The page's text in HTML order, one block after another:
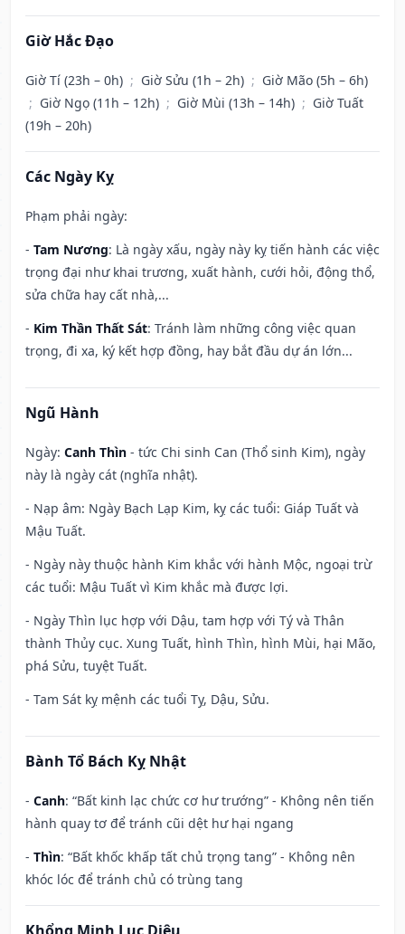
Giờ Hắc Đạo
Giờ Tí (23h – 0h) ; Giờ Sửu (1h – 2h) ; Giờ Mão (5h – 6h)
; Giờ Ngọ (11h – 12h) ; Giờ Mùi (13h – 14h) ; Giờ Tuất
(19h – 20h)
Các Ngày Kỵ
Phạm phải ngày:
- Tam Nương: Là ngày xấu, ngày này kỵ tiến hành các việc
trọng đại như khai trương, xuất hành, cưới hỏi, động thổ,
sửa chữa hay cất nhà,...
- Kim Thần Thất Sát: Tránh làm những công việc quan
trọng, đi xa, ký kết hợp đồng, hay bắt đầu dự án lớn...
Ngũ Hành
Ngày: Canh Thìn - tức Chi sinh Can (Thổ sinh Kim), ngày
này là ngày cát (nghĩa nhật).
- Nạp âm: Ngày Bạch Lạp Kim, kỵ các tuổi: Giáp Tuất và
Mậu Tuất.
- Ngày này thuộc hành Kim khắc với hành Mộc, ngoại trừ
các tuổi: Mậu Tuất vì Kim khắc mà được lợi.
- Ngày Thìn lục hợp với Dậu, tam hợp với Tý và Thân
thành Thủy cục. Xung Tuất, hình Thìn, hình Mùi, hại Mão,
phá Sửu, tuyệt Tuất.
- Tam Sát kỵ mệnh các tuổi Tỵ, Dậu, Sửu.
Bành Tổ Bách Kỵ Nhật
- Canh: “Bất kinh lạc chức cơ hư trướng” - Không nên tiến
hành quay tơ để tránh cũi dệt hư hại ngang
- Thìn: “Bất khốc khấp tất chủ trọng tang” - Không nên
khóc lóc để tránh chủ có trùng tang